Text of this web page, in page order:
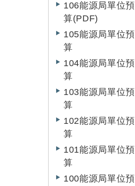
106能源局單位預
算(PDF)
105能源局單位預
算
104能源局單位預
算
103能源局單位預
算
102能源局單位預
算
101能源局單位預
算
100能源局單位預